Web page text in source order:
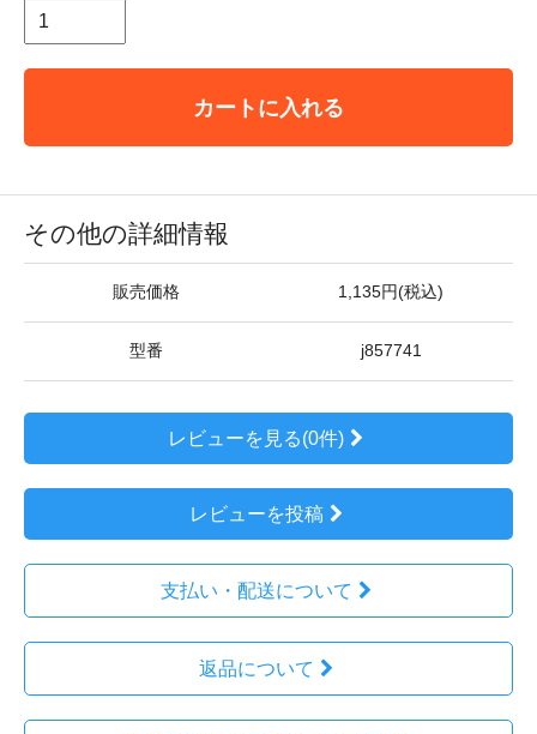
カートに入れる
その他の詳細情報
販売価格 1,135円(税込)
型番 j857741
レビューを見る(0件)
レビューを投稿
支払い・配送について
返品について